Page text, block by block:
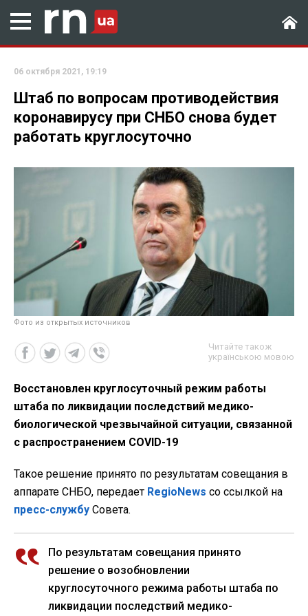
06 октября 2021, 19:19
Штаб по вопросам противодействия
коронавирусу при СНБО снова будет
работать круглосуточно
Фото из открытых источников
Читайте також
українською мовою
Восстановлен круглосуточный режим работы
штаба по ликвидации последствий медико-
биологической чрезвычайной ситуации, связанной
с распространением COVID-19
Такое решение принято по результатам совещания в
аппарате СНБО, передает RegioNews со ссылкой на
пресс-службу Совета.
По результатам совещания принято
решение о возобновлении
круглосуточного режима работы штаба по
ликвидации последствий медико-